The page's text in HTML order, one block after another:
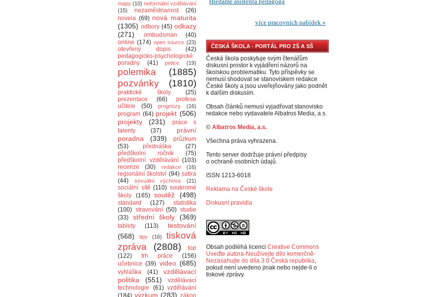
mapy (10) neformální vzdělávání
(15)
nezaměstnanost
(26)
novela (69) nová maturita
(1305) odbory (45) odkazy
(271)
ombudsman
(40)
online (174) open source (23)
otevřený dopis
(42)
pedagogicko-psychologické
poradny
(41) petice (19)
polemika
(1885)
pozvánky
(1810)
praktické školy
(25)
prezentace
(66)
profese
učitele
(50) prognózy (16)
program (64) projekt (506)
projekty
(231)
práce s
talenty
(37)
právní
poradna
(339)
průzkum
(53)
přednáška
(27)
předškolní ročník
(75)
předškolní vzdělávání (103)
recenze
(30) redakce (16)
regionální školství (94) satira
(44)
sexuální výchova (21)
sociální sítě (110) soukromé
školy
(165) soutěž (498)
standard (127)
statistika
(100) stravování (50) studie
(33)
střední školy (369)
tablety (113)
testování
(568)
tipy (16)
tisková
zpráva
(2808)
top
(122)
trh práce
(156)
učebnice (39) video (685)
vyhláška (41)
vzdělávací
politika
(551)
vzdělávací
technologie
(61) vzdělávání
(184) výzkum (283) zákon
ČESKÁ ŠKOLA - PORTÁL PRO ZŠ A SŠ
Česká škola poskytuje svým čtenářům
diskusní prostor k vyjádření názorů na
školskou problematiku. Tyto příspěvky se
nemusí shodovat se stanoviskem redakce
České školy a jsou uveřejňovány jako podnět
k dalším diskusím.
Obsah článků nemusí vyjadřovat stanovisko
redakce nebo vydavatele Albatros Media, a.s.
© Albatros Media, a.s.
Všechna práva vyhrazena.
Tento server dodržuje právní předpisy
o ochraně osobních údajů.
ISSN 1213-6018
Reklama na České škole
Diskusní pravidla
Obsah podléhá licenci Creative Commons
Uveďte autora-Neužívejte dílo komerčně-
Nezasahujte do díla 3.0 Česká republika,
pokud není uvedeno jinak nebo nejde-li o
tiskové zprávy.